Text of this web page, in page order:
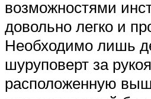
возможностями
довольно легко и
Необходимо лишь
шуруповерт за
расположенную